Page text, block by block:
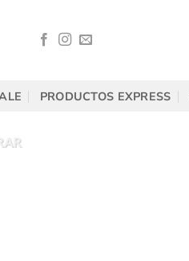
PRODUCTOS EXPRESS